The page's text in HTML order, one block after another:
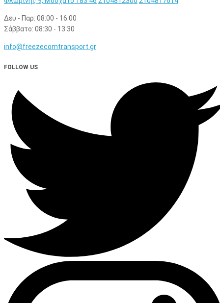
Δευ - Παρ: 08:00 - 16:00
Σάββατο: 08:30 - 13:30
info@freezecomtransport.gr
FOLLOW US